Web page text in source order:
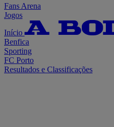
Fans Arena
Jogos
Início
Benfica
Sporting
FC Porto
Resultados e Classificações